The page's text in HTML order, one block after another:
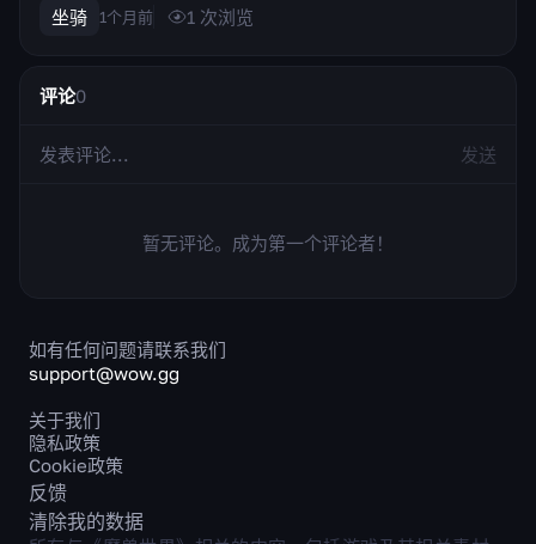
装甲头盔，尾端还有一杆锋利的长矛。鞍座上固定着弯曲的镰
刀剑刃，更突显了迅猛龙的好战外形。坐骑的速度取决于角色
坐骑 1个月前 1 次浏览
评论0
发送
暂无评论。成为第一个评论者！
如有任何问题请联系我们
support@wow.gg
关于我们
隐私政策
Cookie政策
反馈
清除我的数据